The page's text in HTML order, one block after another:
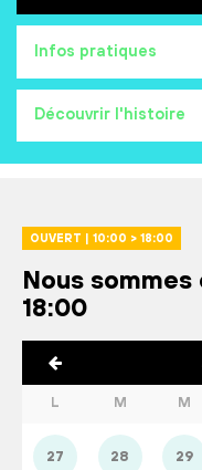
Infos pratiques
Découvrir l'histoire
OUVERT | 10:00 > 18:00
Nous
18:00
L M M
27 28 29